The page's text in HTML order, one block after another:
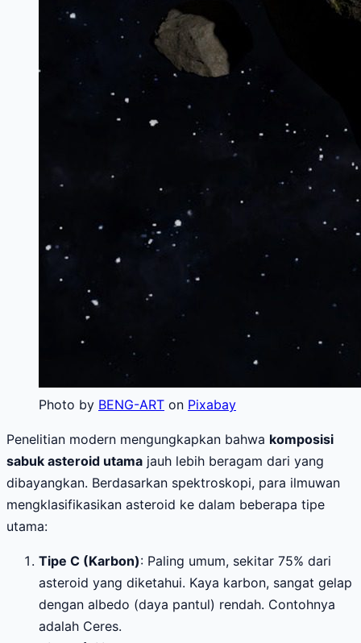
Photo by BENG-ART on Pixabay
Penelitian modern mengungkapkan bahwa komposisi
sabuk asteroid utama jauh lebih beragam dari yang
dibayangkan. Berdasarkan spektroskopi, para ilmuwan
mengklasifikasikan asteroid ke dalam beberapa tipe
utama:
Tipe C (Karbon): Paling umum, sekitar 75% dari
asteroid yang diketahui. Kaya karbon, sangat gelap
dengan albedo (daya pantul) rendah. Contohnya
adalah Ceres.